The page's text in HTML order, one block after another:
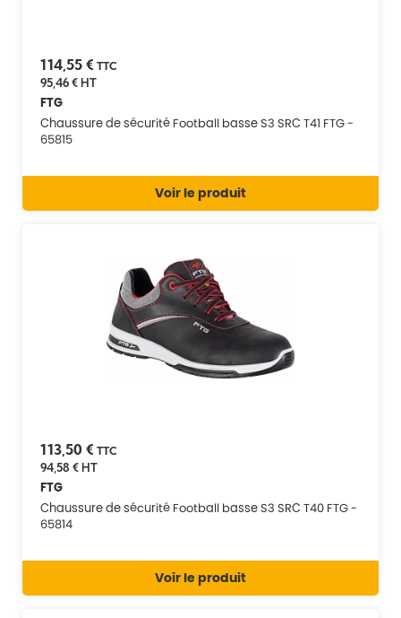
114,55 € TTC
95,46 €HT
FTG
Chaussure de sécurité Football basse S3 SRC T41 FTG -
65815
Voir le produit
113,50 € TTC
94,58 €HT
FTG
Chaussure de sécurité Football basse S3 SRC T40 FTG -
65814
Voir le produit